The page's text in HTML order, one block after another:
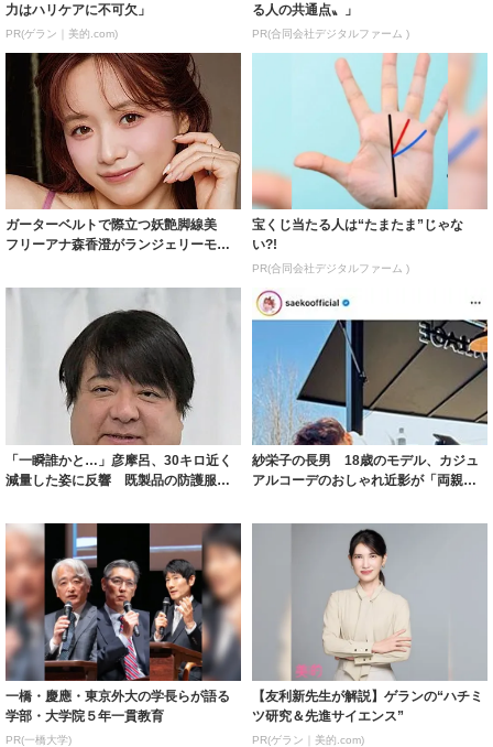
力はハリケアに不可欠」
PR(ゲラン｜美的.com)
る人の共通点〟」
PR(合同会社デジタルファーム )
ガーターベルトで際立つ妖艶脚線美
フリーアナ森香澄がランジェリーモデ
宝くじ当たる人は“たまたま”じゃな
い?!
PR(合同会社デジタルファーム )
「一瞬誰かと…」彦摩呂、30キロ近く
減量した姿に反響 既製品の防護服が
紗栄子の長男 18歳のモデル、カジュ
アルコーデのおしゃれ近影が「両親の
一橋・慶應・東京外大の学長らが語る
学部・大学院５年一貫教育
PR(一橋大学)
【友利新先生が解説】ゲランの“ハチミ
ツ研究＆先進サイエンス”
PR(ゲラン｜美的.com)